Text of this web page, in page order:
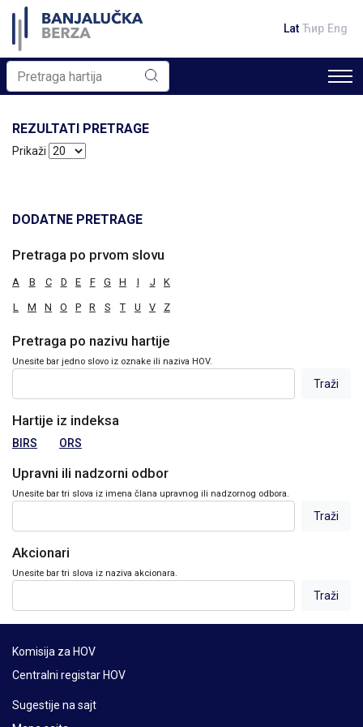
Lat Ћир Eng
REZULTATI PRETRAGE
Prikaži
DODATNE PRETRAGE
Pretraga po prvom slovu
A B C D E F G H I J K
L M N O P R S T U V Z
Pretraga po nazivu hartije
Unesite bar jedno slovo iz oznake ili naziva HOV.
Hartije iz indeksa
BIRS ORS
Upravni ili nadzorni odbor
Unesite bar tri slova iz imena člana upravnog ili nadzornog odbora.
Akcionari
Unesite bar tri slova iz naziva akcionara.
Komisija za HOV
Centralni registar HOV
Sugestije na sajt